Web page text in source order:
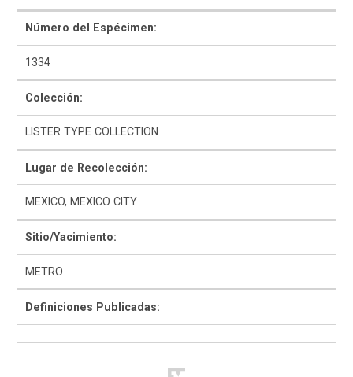
Como Utilizar
Lista Tipológica
Navegar y Buscar
Glosario
Número del Espécimen:
1334
Colección:
LISTER TYPE COLLECTION
Lugar de Recolección:
MEXICO, MEXICO CITY
Sitio/Yacimiento:
METRO
Definiciones Publicadas: